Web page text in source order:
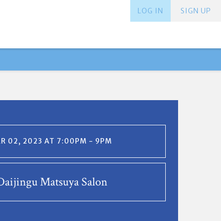
SIGN UP
LOG IN
02, 2023 AT 7:00PM - 9PM
Matsuya Salon